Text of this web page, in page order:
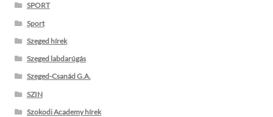
SPORT
Sport
Szeged hírek
Szeged labdarúgás
Szeged-Csanád G.A.
SZIN
Szokodi Academy hírek